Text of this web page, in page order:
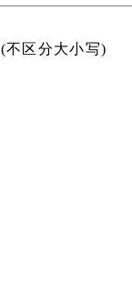
(不区分大小写)